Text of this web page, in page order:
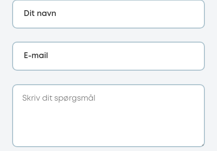
Dit navn
E-mail